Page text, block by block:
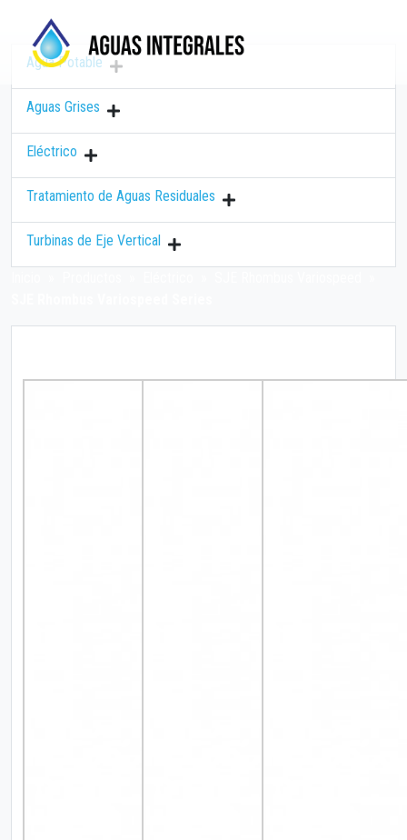
Agua Potable
Aguas Grises
Eléctrico
Tratamiento de Aguas Residuales
Turbinas de Eje Vertical